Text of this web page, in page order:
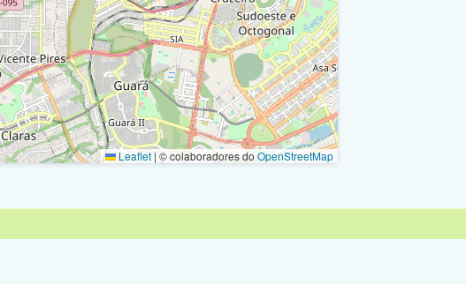
Leaflet | © colaboradores doOpenStreetMap